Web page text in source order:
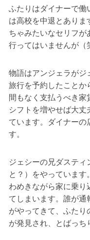
ふたりはダイナーで働
は高校を中退とありま
ちゃみたいなセリフが
行ってはいませんが（
物語はアンジェラがジ
旅行を予約したことか
間もなく支払うべき
シフトを増やせば大丈
ています。ダイナーの
す。
ジェシーの兄ダスティ
と？）をやっています
わめきながら家に乗り
てしまいます。誰が通
がやってきて、ふたり
が発見され、とばっち